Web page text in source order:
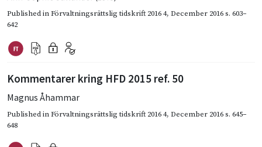
Published inFörvaltningsrättslig tidskrift 2016 4, December 2016s. 603–
642
Kommentarer kring HFD 2015 ref. 50
Magnus Åhammar
Published inFörvaltningsrättslig tidskrift 2016 4, December 2016s. 645–
648